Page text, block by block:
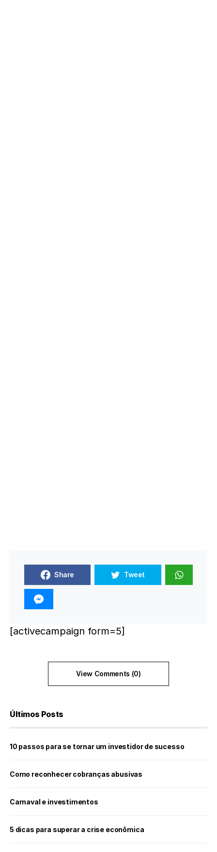
Share Tweet
[activecampaign form=5]
View Comments (0)
Últimos Posts
10 passos para se tornar um investidor de sucesso
Como reconhecer cobranças abusivas
Carnaval e investimentos
5 dicas para superar a crise econômica